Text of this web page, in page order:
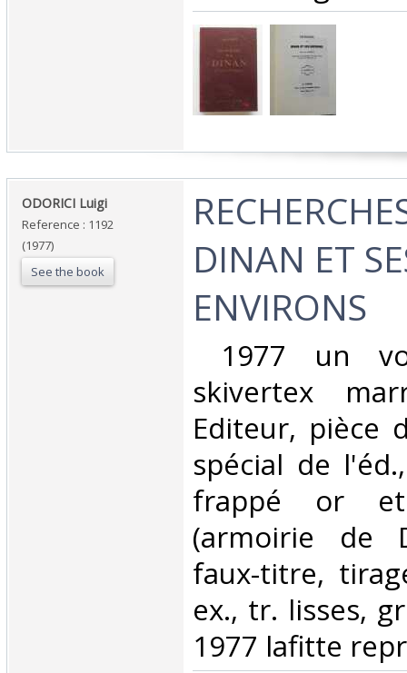
‎ODORICI Luigi‎
Reference : 1192
(1977)
See the book
DINAN ET
ENVIRONS‎
1977 un
skivertex
Editeur, pièce
spécial de
frappé or
(armoirie de
faux-titre,
ex., tr. lisses,
1977 lafitte